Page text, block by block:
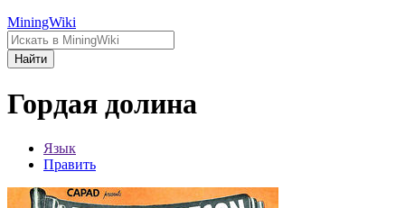
MiningWiki
Найти
Гордая долина
Язык
Править